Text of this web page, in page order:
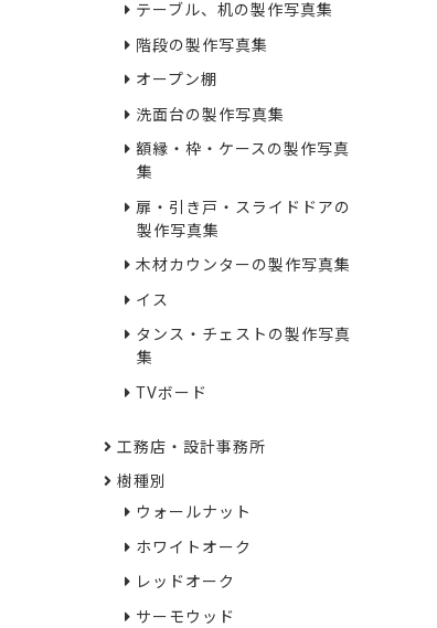
テーブル、机の製作写真集
階段の製作写真集
オープン棚
洗面台の製作写真集
額縁・枠・ケースの製作写真
集
扉・引き戸・スライドドアの
製作写真集
木材カウンターの製作写真集
イス
タンス・チェストの製作写真
集
TVボード
工務店・設計事務所
樹種別
ウォールナット
ホワイトオーク
レッドオーク
サーモウッド